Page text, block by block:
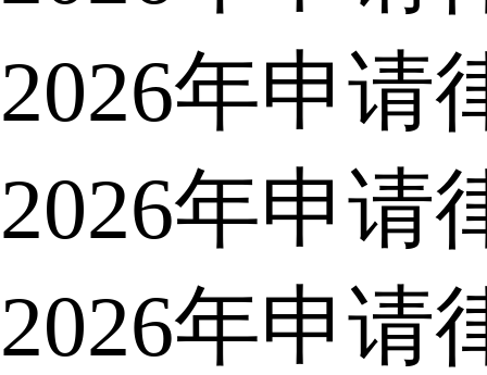
2026年申请
2026年申请
2026年申请